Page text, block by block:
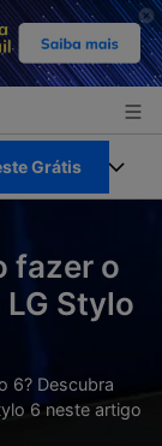
Grátis
fazer o
Stylo
6? Descubra
6 neste artigo